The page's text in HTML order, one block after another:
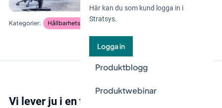
Här kan du som kund logga in i
Stratsys.
Logga in
Produktblogg
Produktwebinar
Hållbarhetsstyrning
Vi lever ju i en tid då resandet hamnat